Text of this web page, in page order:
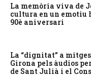
La memòria viva de
cultura en un emotiu
90è aniversari
La “dignitat” a
Girona pels àudios
de Sant Julià i el